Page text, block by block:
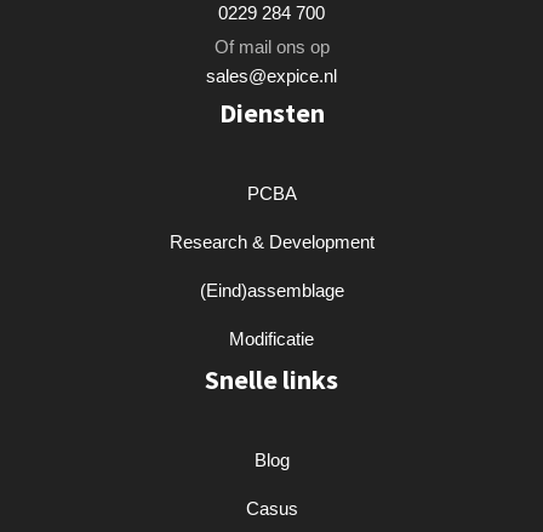
0229 284 700
Of mail ons op
sales@expice.nl
Diensten
PCBA
Research & Development
(Eind)assemblage
Modificatie
Snelle links
Blog
Casus